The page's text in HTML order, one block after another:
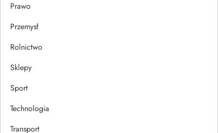
Prawo
Przemysł
Rolnictwo
Sklepy
Sport
Technologia
Transport